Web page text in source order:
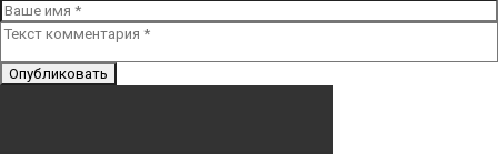
Опубликовать